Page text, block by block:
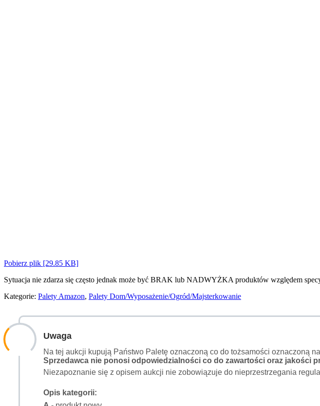
Pobierz plik [29.85 KB]
Sytuacja nie zdarza się często jednak może być BRAK lub NADWYŻKA produktów względem
Kategorie: Palety Amazon, Palety Dom/Wyposażenie/Ogród/Majsterkowanie
Uwaga
Na tej aukcji kupują Państwo Paletę oznaczoną co do tożsamości oznaczoną
Sprzedawca nie ponosi odpowiedzialności co do zawartości oraz jakości
Niezapoznanie się z opisem aukcji nie zobowiązuje do nieprzestrzegania
Opis kategorii: